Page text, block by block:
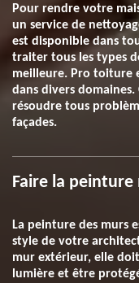
Pour rendre votre
un service de
est disponible dans
traiter tous les types
meilleure. Pro toiture
dans divers domaines.
résoudre tous
façades.
Faire la
La peinture des murs
style de votre
mur extérieur, elle
lumière et être